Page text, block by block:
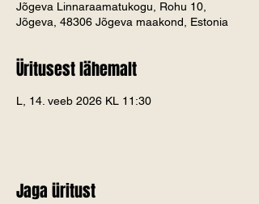
Jõgeva Linnaraamatukogu, Rohu 10,
Jõgeva, 48306 Jõgeva maakond, Estonia
Üritusest lähemalt
L, 14. veeb 2026 KL 11:30
Jaga üritust